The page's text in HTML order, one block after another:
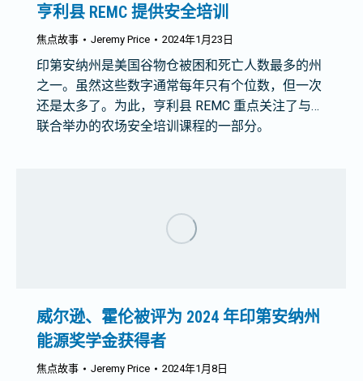
亨利县 REMC 提供安全培训
焦点故事 Jeremy Price 2024年1月23日
印第安纳州是美国谷物仓被困和死亡人数最多的州
之一。虽然这些数字通常每年只有个位数，但一次
还是太多了。为此，亨利县 REMC 重点关注了与…
联合举办的农场安全培训课程的一部分。
威尔逊、霍伦被评为 2024 年印第安纳州
能源奖学金获得者
焦点故事 Jeremy Price 2024年1月8日